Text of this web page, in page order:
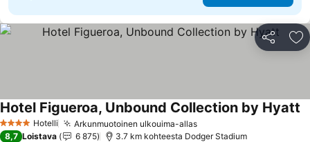
Jaa
4 Tähtiluokitus
Hotelli Arkunmuotoinen ulkouima-allas
Hotel Figueroa, Unbound Collection by Hyatt
8,7 Loistava 6 875 3.7 km kohteesta Dodger Stadium